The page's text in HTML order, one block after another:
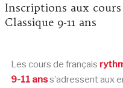
Inscriptions aux
Classique 9-11 ans
Les cours de français
9-11 anss’adressent aux